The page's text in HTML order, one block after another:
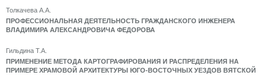
Толкачева А.А.
ПРОФЕССИОНАЛЬНАЯ ДЕЯТЕЛЬНОСТЬ ГРАЖДАНСКОГО ИНЖЕНЕРА
ВЛАДИМИРА АЛЕКСАНДРОВИЧА ФЕДОРОВА
Гильдина Т.А.
ПРИМЕНЕНИЕ МЕТОДА КАРТОГРАФИРОВАНИЯ И РАСПРЕДЕЛЕНИЯ НА
ПРИМЕРЕ ХРАМОВОЙ АРХИТЕКТУРЫ ЮГО-ВОСТОЧНЫХ УЕЗДОВ ВЯТСКОЙ